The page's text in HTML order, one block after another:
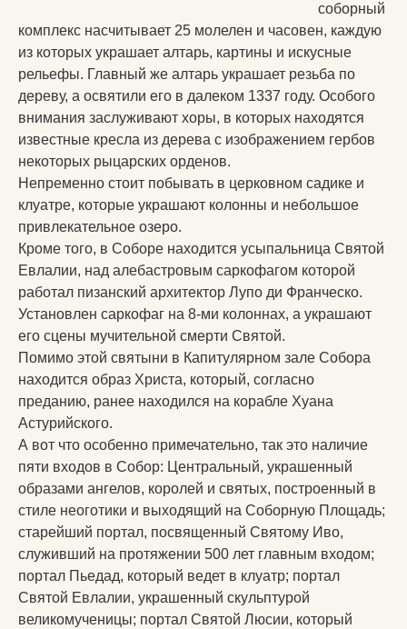
соборный
комплекс насчитывает 25 молелен и часовен, каждую
из которых украшает алтарь, картины и искусные
рельефы. Главный же алтарь украшает резьба по
дереву, а освятили его в далеком 1337 году. Особого
внимания заслуживают хоры, в которых находятся
известные кресла из дерева с изображением гербов
некоторых рыцарских орденов.
Непременно стоит побывать в церковном садике и
клуатре, которые украшают колонны и небольшое
привлекательное озеро.
Кроме того, в Соборе находится усыпальница Святой
Евлалии, над алебастровым саркофагом которой
работал пизанский архитектор Лупо ди Франческо.
Установлен саркофаг на 8-ми колоннах, а украшают
его сцены мучительной смерти Святой.
Помимо этой святыни в Капитулярном зале Собора
находится образ Христа, который, согласно
преданию, ранее находился на корабле Хуана
Астурийского.
А вот что особенно примечательно, так это наличие
пяти входов в Собор: Центральный, украшенный
образами ангелов, королей и святых, построенный в
стиле неоготики и выходящий на Соборную Площадь;
старейший портал, посвященный Святому Иво,
служивший на протяжении 500 лет главным входом;
портал Пьедад, который ведет в клуатр; портал
Святой Евлалии, украшенный скульптурой
великомученицы; портал Святой Люсии, который